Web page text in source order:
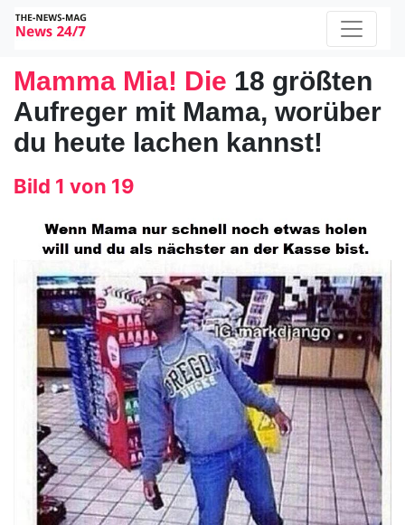
Mamma Mia! Die 18 größten
Aufreger mit Mama, worüber
du heute lachen kannst!
Bild 1 von 19